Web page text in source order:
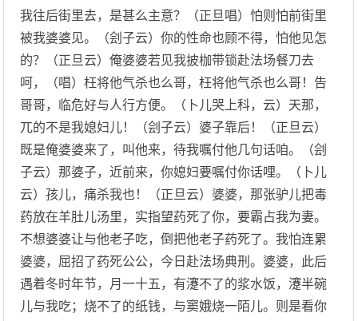
我往后街里去，是甚么主意？（正旦唱）怕则怕前街里
被我婆婆见。（刽子云）你的性命也顾不得，怕他见怎
的？（正旦云）俺婆婆若见我披枷带锁赴法场餐刀去
呵，（唱）枉将他气杀也么哥，枉将他气杀也么哥！告
哥哥，临危好与人行方便。（卜儿哭上科，云）天那，
兀的不是我媳妇儿！（刽子云）婆子靠后！（正旦云）
既是俺婆婆来了，叫他来，待我嘱付他几句话咱。（刽
子云）那婆子，近前来，你媳妇要嘱付你话哩。（卜儿
云）孩儿，痛杀我也！（正旦云）婆婆，那张驴儿把毒
药放在羊肚儿汤里，实指望药死了你，要霸占我为妻。
不想婆婆让与他老子吃，倒把他老子药死了。我怕连累
婆婆，屈招了药死公公，今日赴法场典刑。婆婆，此后
遇着冬时年节，月一十五，有瀽不了的浆水饭，瀽半碗
儿与我吃；烧不了的纸钱，与窦娥烧一陌儿。则是看你